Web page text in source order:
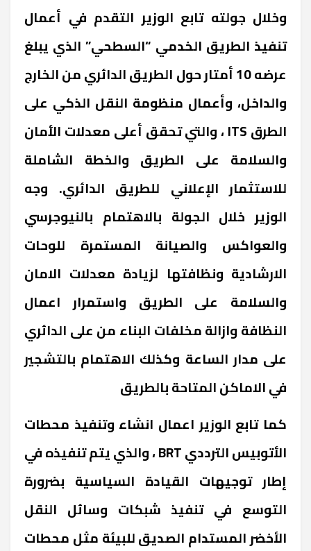
وخلال جولته تابع الوزير التقدم في أعمال
تنفيذ الطريق الخدمي “السطحي” الذي يبلغ
عرضه 10 أمتار حول الطريق الدائري من الخارج
والداخل، وأعمال منظومة النقل الذكي على
الطرق ITS ، والتي تحقق أعلى معدلات الأمان
والسلامة على الطريق والخطة الشاملة
للاستثمار الإعلاني للطريق الدائري. وجه
الوزير خلال الجولة بالاهتمام بالنيوجرسي
والعواكس والصيانة المستمرة للوحات
الارشادية ونظافتها لزيادة معدلات الامان
والسلامة على الطريق واستمرار اعمال
النظافة وازالة مخلفات البناء من على الدائري
على مدار الساعة وكذلك الاهتمام بالتشجير
في الاماكن المتاحة بالطريق
كما تابع الوزير اعمال انشاء وتنفيذ محطات
الأتوبيس الترددي BRT ، والذي يتم تنفيذه في
إطار توجيهات القيادة السياسية بضرورة
التوسع في تنفيذ شبكات وسائل النقل
الأخضر المستدام الصديق للبيئة مثل محطات